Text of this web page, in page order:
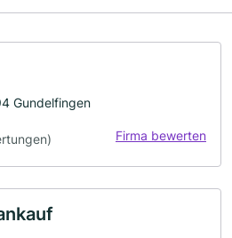
Gundelfingen
Firma bewerten